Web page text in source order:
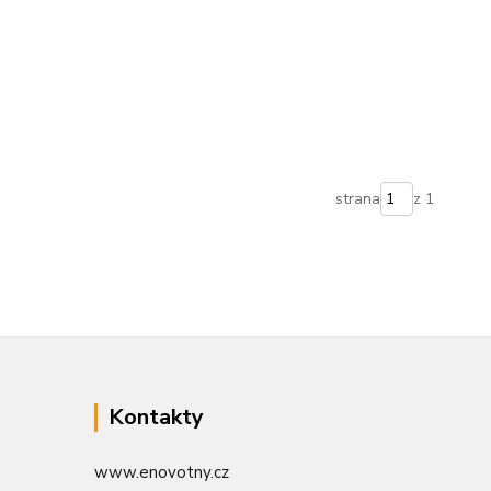
strana z 1
Kontakty
www.enovotny.cz